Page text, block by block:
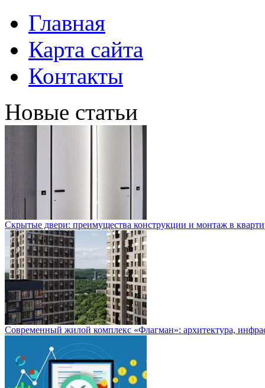
Главная
Карта сайта
Контакты
Новые статьи
Скрытые двери: преимущества конструкции и монтаж в
Современный жилой комплекс «Флагман»: архитектура,